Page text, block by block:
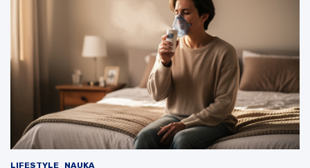
LIFESTYLE NAUKA